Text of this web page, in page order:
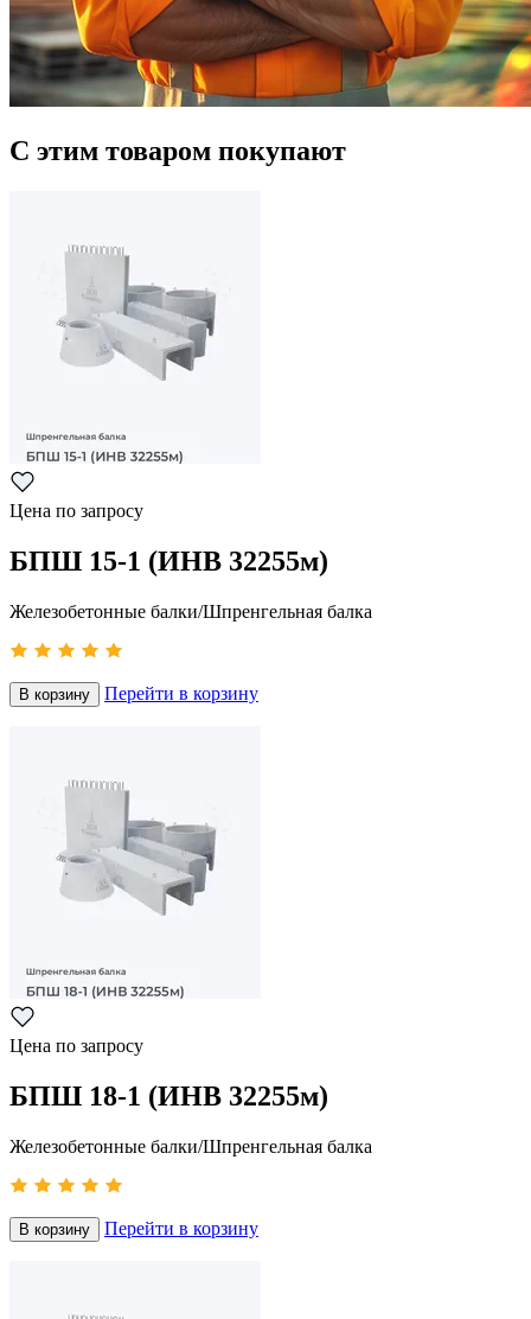
С этим товаром покупают
Цена по запросу
БПШ 15-1 (ИНВ 32255м)
Железобетонные балки/Шпренгельная балка
В корзину Перейти в корзину
Цена по запросу
БПШ 18-1 (ИНВ 32255м)
Железобетонные балки/Шпренгельная балка
В корзину Перейти в корзину